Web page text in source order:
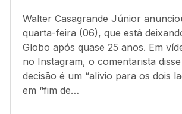
Walter Casagrande Júnior
quarta-feira (06), que está
Globo após quase 25 anos. Em
no Instagram, o comentarista
decisão é um “alívio para os dois
em “fim de…